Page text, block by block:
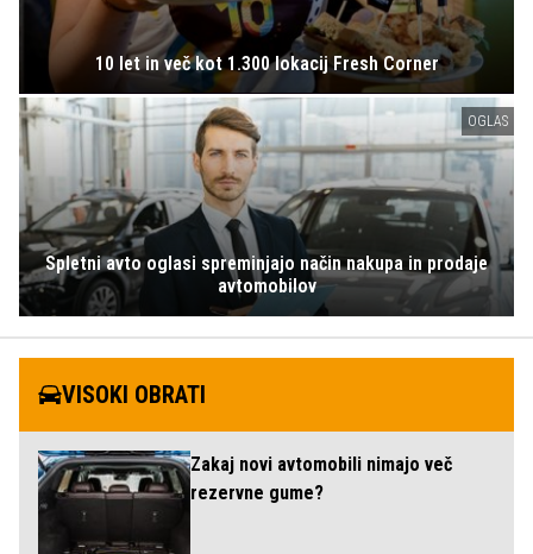
10 let in več kot 1.300 lokacij Fresh Corner
OGLAS
Spletni avto oglasi spreminjajo način nakupa in prodaje
avtomobilov
VISOKI OBRATI
Zakaj novi avtomobili nimajo več
rezervne gume?